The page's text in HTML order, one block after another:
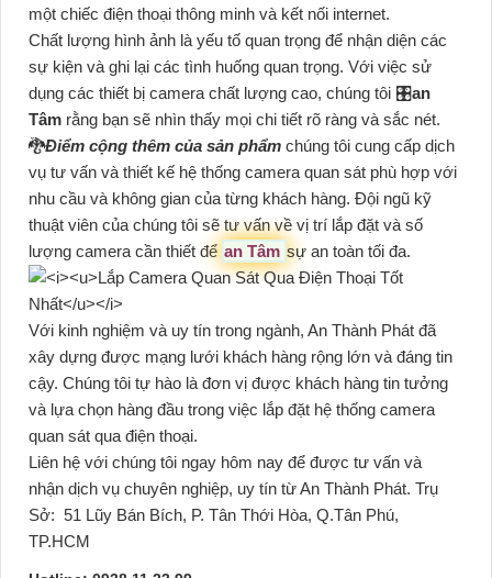
một chiếc điện thoại thông minh và kết nối internet.
Chất lượng hình ảnh là yếu tố quan trọng để nhận diện các
sự kiện và ghi lại các tình huống quan trọng. Với việc sử
dụng các thiết bị camera chất lượng cao, chúng tôi 🎛an
Tâm rằng bạn sẽ nhìn thấy mọi chi tiết rõ ràng và sắc nét.
🐉️Điểm cộng thêm của sản phẩm chúng tôi cung cấp dịch
vụ tư vấn và thiết kế hệ thống camera quan sát phù hợp với
nhu cầu và không gian của từng khách hàng. Đội ngũ kỹ
thuật viên của chúng tôi sẽ tư vấn về vị trí lắp đặt và số
lượng camera cần thiết để an Tâm sự an toàn tối đa.
Với kinh nghiệm và uy tín trong ngành, An Thành Phát đã
xây dựng được mạng lưới khách hàng rộng lớn và đáng tin
cậy. Chúng tôi tự hào là đơn vị được khách hàng tin tưởng
và lựa chọn hàng đầu trong việc lắp đặt hệ thống camera
quan sát qua điện thoại.
Liên hệ với chúng tôi ngay hôm nay để được tư vấn và
nhận dịch vụ chuyên nghiệp, uy tín từ An Thành Phát. Trụ
Sở: 51 Lũy Bán Bích, P. Tân Thới Hòa, Q.Tân Phú,
TP.HCM